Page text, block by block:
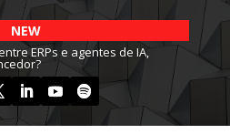
NEW
ERPs e agentes de IA,